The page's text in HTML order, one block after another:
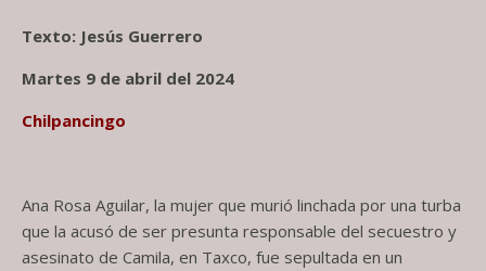
Texto: Jesús Guerrero
Martes 9 de abril del 2024
Chilpancingo
Ana Rosa Aguilar, la mujer que murió linchada por una turba
que la acusó de ser presunta responsable del secuestro y
asesinato de Camila, en Taxco, fue sepultada en un